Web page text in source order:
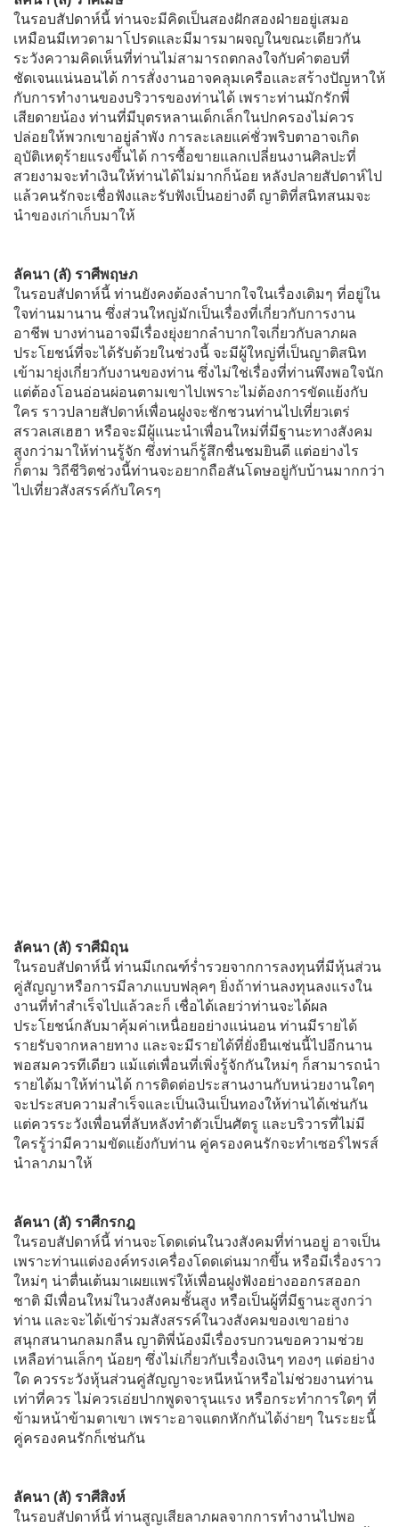
ในรอบสัปดาห์นี้ ท่านจะมีคิดเป็นสองฝักสองฝ่ายอยู่เสมอ
เหมือนมีเทวดามาโปรดและมีมารมาผจญในขณะเดียวกัน
ระวังความคิดเห็นที่ท่านไม่สามารถตกลงใจกับคำตอบที่
ชัดเจนแน่นอนได้ การสั่งงานอาจคลุมเครือและสร้างปัญหาให้
กับการทำงานของบริวารของท่านได้ เพราะท่านมักรักพี่
เสียดายน้อง ท่านที่มีบุตรหลานเด็กเล็กในปกครองไม่ควร
ปล่อยให้พวกเขาอยู่ลำพัง การละเลยแค่ชั่วพริบตาอาจเกิด
อุบัติเหตุร้ายแรงขึ้นได้ การซื้อขายแลกเปลี่ยนงานศิลปะที่
สวยงามจะทำเงินให้ท่านได้ไม่มากก็น้อย หลังปลายสัปดาห์ไป
แล้วคนรักจะเชื่อฟังและรับฟังเป็นอย่างดี ญาติที่สนิทสนมจะ
นำของเก่าเก็บมาให้
ลัคนา (ลั) ราศีพฤษภ
ในรอบสัปดาห์นี้ ท่านยังคงต้องลำบากใจในเรื่องเดิมๆ ที่อยู่ใน
ใจท่านมานาน ซึ่งส่วนใหญ่มักเป็นเรื่องที่เกี่ยวกับการงาน
อาชีพ บางท่านอาจมีเรื่องยุ่งยากลำบากใจเกี่ยวกับลาภผล
ประโยชน์ที่จะได้รับด้วยในช่วงนี้ จะมีผู้ใหญ่ที่เป็นญาติสนิท
เข้ามายุ่งเกี่ยวกับงานของท่าน ซึ่งไม่ใช่เรื่องที่ท่านพึงพอใจนัก
แต่ต้องโอนอ่อนผ่อนตามเขาไปเพราะไม่ต้องการขัดแย้งกับ
ใคร ราวปลายสัปดาห์เพื่อนฝูงจะชักชวนท่านไปเที่ยวเตร่
สรวลเสเฮฮา หรือจะมีผู้แนะนำเพื่อนใหม่ที่มีฐานะทางสังคม
สูงกว่ามาให้ท่านรู้จัก ซึ่งท่านก็รู้สึกชื่นชมยินดี แต่อย่างไร
ก็ตาม วิถีชีวิตช่วงนี้ท่านจะอยากถือสันโดษอยู่กับบ้านมากกว่า
ไปเที่ยวสังสรรค์กับใครๆ
ลัคนา (ลั) ราศีมิถุน
ในรอบสัปดาห์นี้ ท่านมีเกณฑ์ร่ำรวยจากการลงทุนที่มีหุ้นส่วน
คู่สัญญาหรือการมีลาภแบบฟลุคๆ ยิ่งถ้าท่านลงทุนลงแรงใน
งานที่ทำสำเร็จไปแล้วละก็ เชื่อได้เลยว่าท่านจะได้ผล
ประโยชน์กลับมาคุ้มค่าเหนื่อยอย่างแน่นอน ท่านมีรายได้
รายรับจากหลายทาง และจะมีรายได้ที่ยั่งยืนเช่นนี้ไปอีกนาน
พอสมควรทีเดียว แม้แต่เพื่อนที่เพิ่งรู้จักกันใหม่ๆ ก็สามารถนำ
รายได้มาให้ท่านได้ การติดต่อประสานงานกับหน่วยงานใดๆ
จะประสบความสำเร็จและเป็นเงินเป็นทองให้ท่านได้เช่นกัน
แต่ควรระวังเพื่อนที่ลับหลังทำตัวเป็นศัตรู และบริวารที่ไม่มี
ใครรู้ว่ามีความขัดแย้งกับท่าน คู่ครองคนรักจะทำเซอร์ไพรส์
นำลาภมาให้
ลัคนา (ลั) ราศีกรกฎ
ในรอบสัปดาห์นี้ ท่านจะโดดเด่นในวงสังคมที่ท่านอยู่ อาจเป็น
เพราะท่านแต่งองค์ทรงเครื่องโดดเด่นมากขึ้น หรือมีเรื่องราว
ใหม่ๆ น่าตื่นเต้นมาเผยแพร่ให้เพื่อนฝูงฟังอย่างออกรสออก
ชาติ มีเพื่อนใหม่ในวงสังคมชั้นสูง หรือเป็นผู้ที่มีฐานะสูงกว่า
ท่าน และจะได้เข้าร่วมสังสรรค์ในวงสังคมของเขาอย่าง
สนุกสนานกลมกลืน ญาติพี่น้องมีเรื่องรบกวนขอความช่วย
เหลือท่านเล็กๆ น้อยๆ ซึ่งไม่เกี่ยวกับเรื่องเงินๆ ทองๆ แต่อย่าง
ใด ควรระวังหุ้นส่วนคู่สัญญาจะหนีหน้าหรือไม่ช่วยงานท่าน
เท่าที่ควร ไม่ควรเอ่ยปากพูดจารุนแรง หรือกระทำการใดๆ ที่
ข้ามหน้าข้ามตาเขา เพราะอาจแตกหักกันได้ง่ายๆ ในระยะนี้
คู่ครองคนรักก็เช่นกัน
ลัคนา (ลั) ราศีสิงห์
ในรอบสัปดาห์นี้ ท่านสูญเสียลาภผลจากการทำงานไปพอ